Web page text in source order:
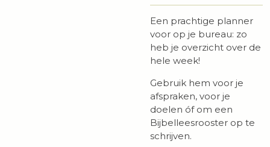
Een prachtige planner
voor op je bureau: zo
heb je overzicht over de
hele week!
Gebruik hem voor je
afspraken, voor je
doelen óf om een
Bijbelleesrooster op te
schrijven.